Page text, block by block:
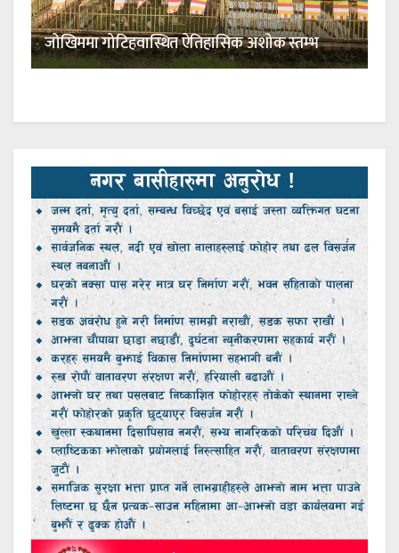
जोखिममा गोटिहवास्थित ऐतिहासिक अशोक स्तम्भ